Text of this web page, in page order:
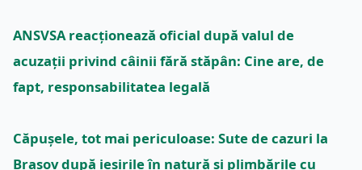
ANSVSA reacționează oficial după valul de
acuzații privind câinii fără stăpân: Cine are, de
fapt, responsabilitatea legală
Căpușele, tot mai periculoase: Sute de cazuri la
Brașov după ieșirile în natură și plimbările cu